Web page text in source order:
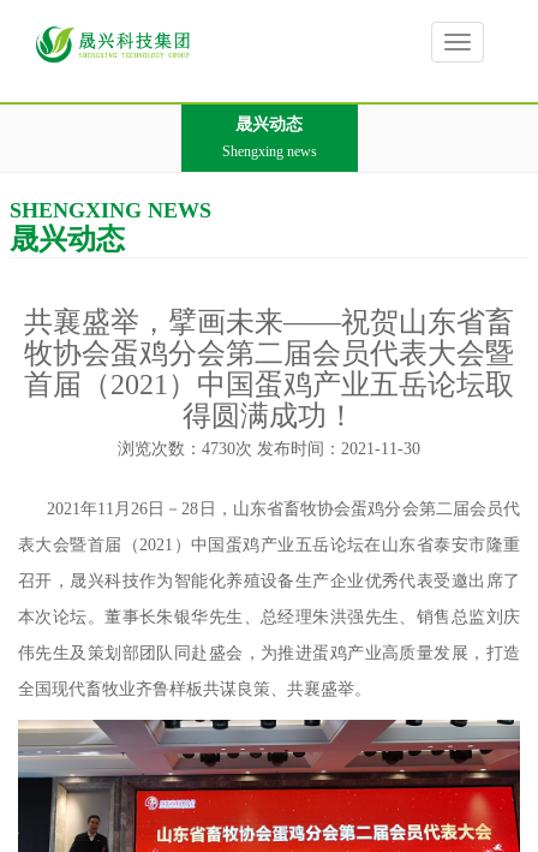
Toggle
晟兴动态
Shengxing news
SHENGXING NEWS
晟兴动态
共襄盛举，擘画未来——祝贺山东省畜
牧协会蛋鸡分会第二届会员代表大会暨
首届（2021）中国蛋鸡产业五岳论坛取
得圆满成功！
浏览次数：4730次 发布时间：2021-11-30
2021年11月26日－28日，山东省畜牧协会蛋鸡分会第二届会员代
表大会暨首届（2021）中国蛋鸡产业五岳论坛在山东省泰安市隆重
召开，晟兴科技作为智能化养殖设备生产企业优秀代表受邀出席了
本次论坛。董事长朱银华先生、总经理朱洪强先生、销售总监刘庆
伟先生及策划部团队同赴盛会，为推进蛋鸡产业高质量发展，打造
全国现代畜牧业齐鲁样板共谋良策、共襄盛举。